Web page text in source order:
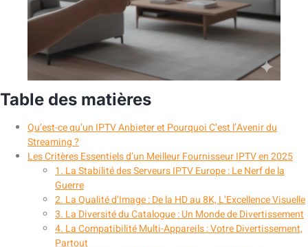
Table des matières
Qu’est-ce qu’un IPTV Anbieter et Pourquoi C’est l’Avenir du
Streaming ?
Les Critères Essentiels d’un Meilleur Fournisseur IPTV en 2025
1. La Stabilité des Serveurs IPTV Europe : Le Nerf de la
Guerre
2. La Qualité d’Image : De la HD au 8K, L’Excellence Visuelle
3. La Diversité du Catalogue : Un Monde de Divertissement
4. La Compatibilité Multi-Appareils : Votre Divertissement,
Partout